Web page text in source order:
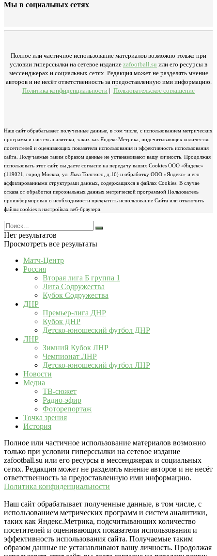
Мы в социальных сетях
Полное или частичное использование материалов возможно только при
условии гиперссылки на сетевое издание zafootball.su или его ресурсы в
мессенджерах и социальных сетях. Редакция может не разделять мнение
авторов и не несёт ответственность за предоставленную ими информацию.
Политика конфиденциальности | Пользовательское соглашение
Наш сайт обрабатывает полученные данные, в том числе, с использованием метрических
программ и систем аналитики, таких как Яндекс.Метрика, подсчитывающих количество
посетителей и оценивающих показатели использования и эффективность использования
сайта. Получаемые таким образом данные не устанавливают вашу личность. Продолжая
использовать этот сайт, вы даете согласие на передачу ваших Cookies ООО «Яндекс»
(119021, город Москва, ул. Льва Толстого, д.16) и обработку ООО «Яндекс» и его
аффилированными структурами данных, содержащихся в файлах Cookies. В случае
отказа от обработки персональных данных метрической программой Пользователь
проинформирован о необходимости прекратить использование Сайта или отключить
файлы cookies в настройках веб-браузера.
Нет результатов
Просмотреть все результаты
Матч-Центр
Россия
Вторая лига Б группа 1
Лига Содружества
Кубок Содружества
ДНР
Премьер-лига ДНР
Кубок ДНР
Детско-юношеский футбол ДНР
ЛНР
Зимний Кубок ЛНР
Чемпионат ЛНР
Детско-юношеский футбол ЛНР
Новости
Медиа
ТВ-сюжет
Радио-эфир
Фоторепортаж
Точка зрения
История
Полное или частичное использование материалов возможно
только при условии гиперссылки на сетевое издание
zafootball.su или его ресурсы в мессенджерах и социальных
сетях. Редакция может не разделять мнение авторов и не несёт
ответственность за предоставленную ими информацию.
Политика конфиденциальности
Наш сайт обрабатывает полученные данные, в том числе, с
использованием метрических программ и систем аналитики,
таких как Яндекс.Метрика, подсчитывающих количество
посетителей и оценивающих показатели использования и
эффективность использования сайта. Получаемые таким
образом данные не устанавливают вашу личность. Продолжая